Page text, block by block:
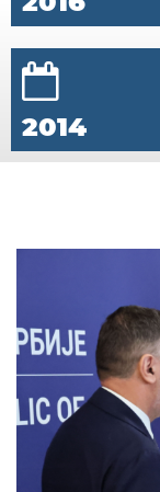
2014